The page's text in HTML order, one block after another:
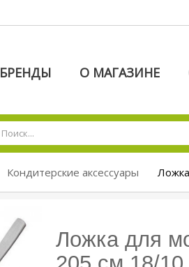
БРЕНДЫ О МАГАЗИНЕ
Кондитерские аксессуары
Ложка для